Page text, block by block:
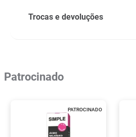
Trocas e devoluções
Patrocinado
PATROCINADO